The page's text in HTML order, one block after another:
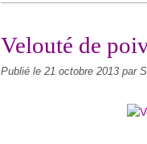
Velouté de
Publié le 21 octobre 2013 par